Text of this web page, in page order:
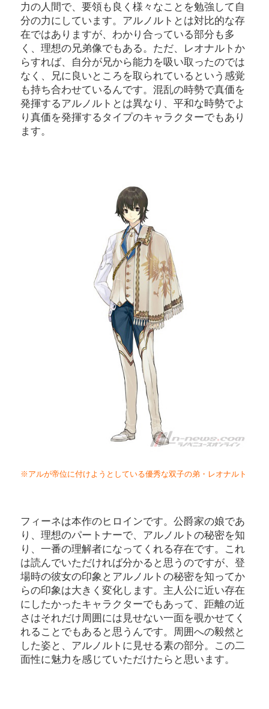
力の人間で、要領も良く様々なことを勉強して自
分の力にしています。アルノルトとは対比的な存
在ではありますが、わかり合っている部分も多
く、理想の兄弟像でもある。ただ、レオナルトか
らすれば、自分が兄から能力を吸い取ったのでは
なく、兄に良いところを取られているという感覚
も持ち合わせているんです。混乱の時勢で真価を
発揮するアルノルトとは異なり、平和な時勢でよ
り真価を発揮するタイプのキャラクターでもあり
ます。
※アルが帝位に付けようとしている優秀な双子の弟・レオナルト
フィーネは本作のヒロインです。公爵家の娘であ
り、理想のパートナーで、アルノルトの秘密を知
り、一番の理解者になってくれる存在です。これ
は読んでいただければ分かると思うのですが、登
場時の彼女の印象とアルノルトの秘密を知ってか
らの印象は大きく変化します。主人公に近い存在
にしたかったキャラクターでもあって、距離の近
さはそれだけ周囲には見せない一面を覗かせてく
れることでもあると思うんです。周囲への毅然と
した姿と、アルノルトに見せる素の部分。この二
面性に魅力を感じていただけたらと思います。